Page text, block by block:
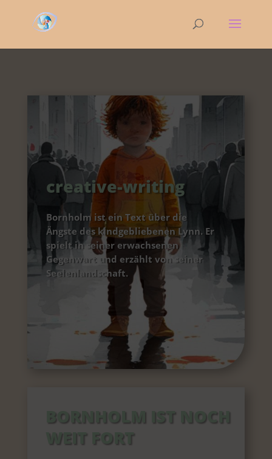
creative-writing
Bornholm ist ein Text über die
Ängste des kindgebliebenen Lynn. Er
spielt in seiner erwachsenen
Gegenwart und erzählt von seiner
Seelenlandschaft.
BORNHOLM IST NOCH
WEIT FORT